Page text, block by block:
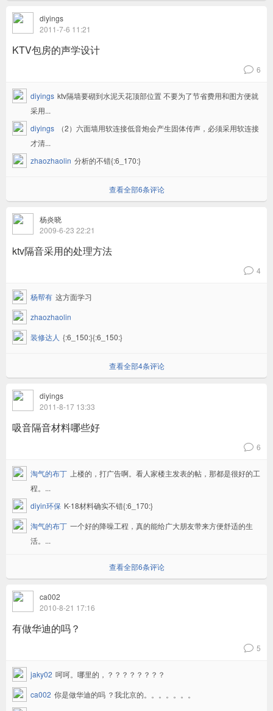
diyings
2011-7-6 11:21
KTV包房的声学设计
v 6
diyings ktv隔墙要砌到水泥天花顶部位置 不要为了节省费用和图方便就
采用...
diyings
（2）六面墙用软连接低音炮会产生固体传声，必须采用软连接
才清...
zhaozhaolin 分析的不错{:6_170:}
查看全部6条评论
杨炎晓
2009-6-23 22:21
ktv隔音采用的处理方法
v 4
杨帮有 这方面学习
zhaozhaolin
装修达人 {:6_150:}{:6_150:}
查看全部4条评论
diyings
2011-8-17 13:33
吸音隔音材料哪些好
v 6
淘气的布丁 上楼的，打广告啊。看人家楼主发表的帖，那都是很好的工
程。...
diyin环保 K-18材料确实不错{:6_170:}
淘气的布丁 一个好的降噪工程，真的能给广大朋友带来方便舒适的生
活。...
查看全部6条评论
ca002
2010-8-21 17:16
有做华迪的吗？
v 5
jaky02 呵呵。哪里的，？？？？？？？？
ca002 你是做华迪的吗 ？我北京的。。。。。。。